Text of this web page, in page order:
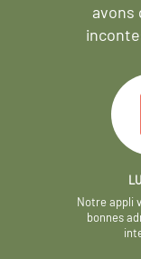
avons
Notre appli
bonnes